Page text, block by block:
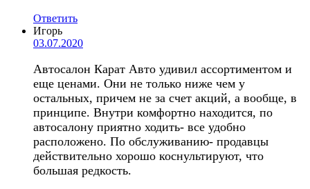
Ответить
Игорь
03.07.2020
Автосалон Карат Авто удивил ассортиментом и
еще ценами. Они не только ниже чем у
остальных, причем не за счет акций, а вообще, в
принципе. Внутри комфортно находится, по
автосалону приятно ходить- все удобно
расположено. По обслуживанию- продавцы
действительно хорошо коснультируют, что
большая редкость.